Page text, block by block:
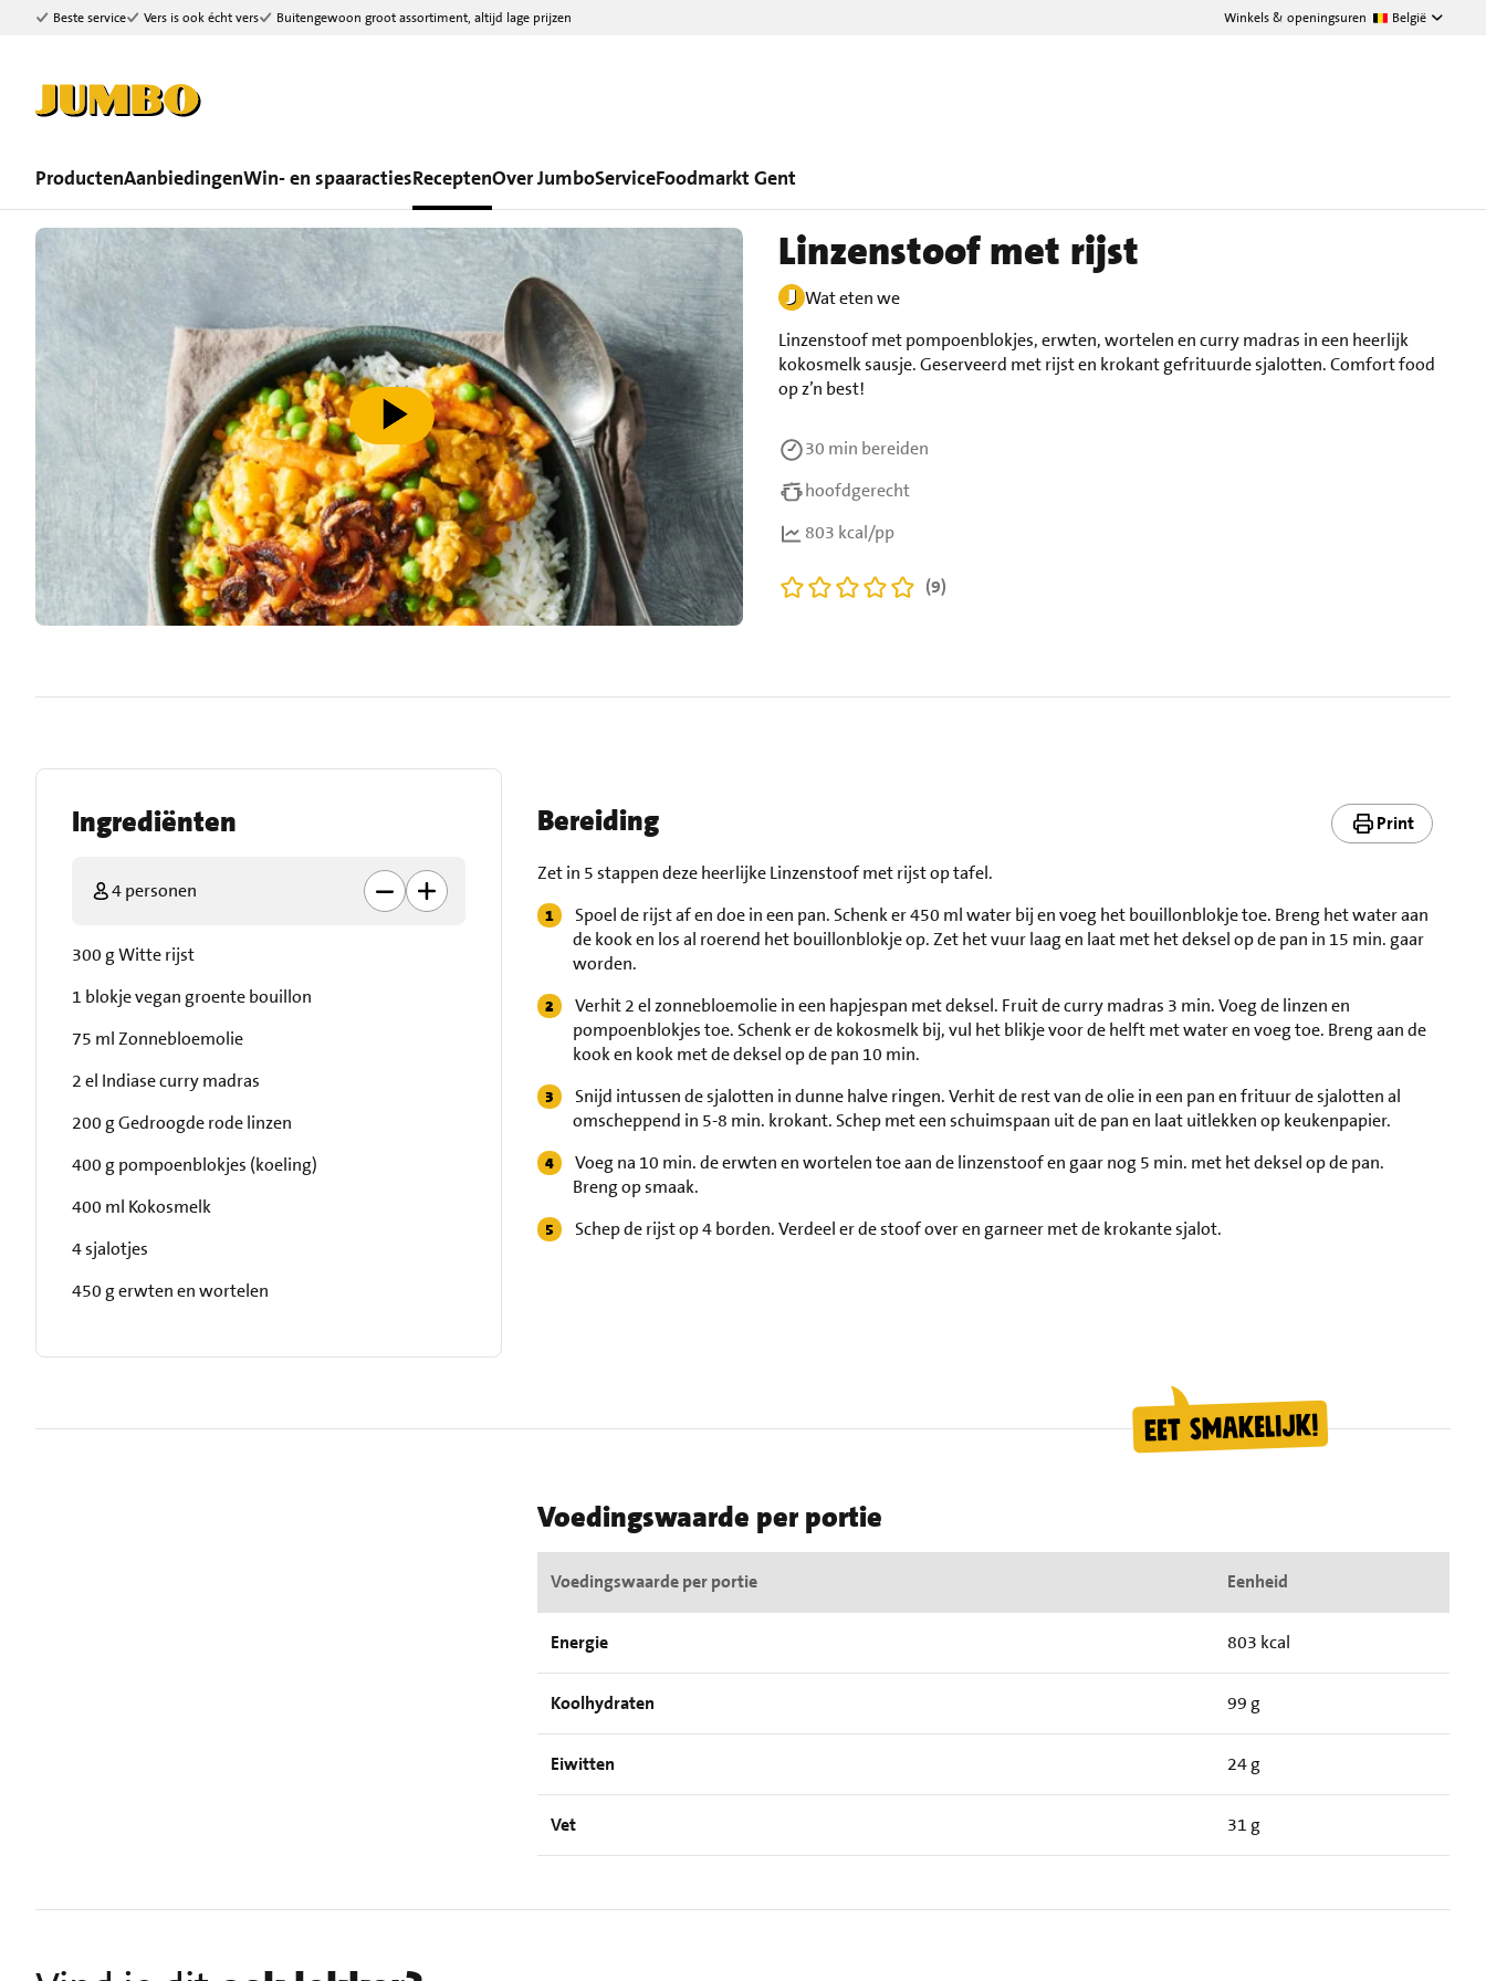
Ga naar zoeken
Ga naar hoofdinhoud
Beste service Vers is ook écht vers Buitengewoon groot assortiment, altijd lage prijzen Winkels & openingsuren België
ProductenAanbiedingenWin- en spaaractiesReceptenOver JumboServiceFoodmarkt Gent
speel video af
Linzenstoof met rijst
Wat eten we
Linzenstoof met pompoenblokjes, erwten, wortelen en curry madras in een heerlijk
kokosmelk sausje. Geserveerd met rijst en krokant gefrituurde sjalotten. Comfort food
op z’n best!
30 min bereiden
hoofdgerecht
803 kcal/pp
(9)
Ingrediënten
4 personen
300 g Witte rijst
1 blokje vegan groente bouillon
75 ml Zonnebloemolie
2 el Indiase curry madras
200 g Gedroogde rode linzen
400 g pompoenblokjes (koeling)
400 ml Kokosmelk
4 sjalotjes
450 g erwten en wortelen
Bereiding Print
Zet in 5 stappen deze heerlijke Linzenstoof met rijst op tafel.
Spoel de rijst af en doe in een pan. Schenk er 450 ml water bij en voeg het bouillonblokje toe. Breng het water aan
de kook en los al roerend het bouillonblokje op. Zet het vuur laag en laat met het deksel op de pan in 15 min. gaar
worden.
Verhit 2 el zonnebloemolie in een hapjespan met deksel. Fruit de curry madras 3 min. Voeg de linzen en
pompoenblokjes toe. Schenk er de kokosmelk bij, vul het blikje voor de helft met water en voeg toe. Breng aan de
kook en kook met de deksel op de pan 10 min.
Snijd intussen de sjalotten in dunne halve ringen. Verhit de rest van de olie in een pan en frituur de sjalotten al
omscheppend in 5-8 min. krokant. Schep met een schuimspaan uit de pan en laat uitlekken op keukenpapier.
Voeg na 10 min. de erwten en wortelen toe aan de linzenstoof en gaar nog 5 min. met het deksel op de pan.
Breng op smaak.
Schep de rijst op 4 borden. Verdeel er de stoof over en garneer met de krokante sjalot.
Voedingswaarde per portie
Voedingswaarde per portie Eenheid
Energie 803 kcal
Koolhydraten 99 g
Eiwitten 24 g
Vet 31 g